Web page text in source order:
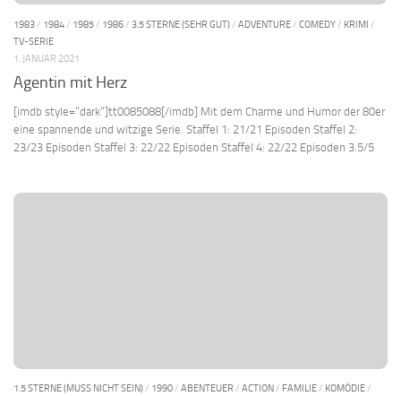
1983/ 1984/ 1985/ 1986/ 3.5 STERNE (SEHR GUT)/ ADVENTURE/ COMEDY/ KRIMI /
TV-SERIE
1. JANUAR 2021
Agentin mit Herz
[imdb style=“dark“]tt0085088[/imdb] Mit dem Charme und Humor der 80er
eine spannende und witzige Serie. Staffel 1: 21/21 Episoden Staffel 2:
23/23 Episoden Staffel 3: 22/22 Episoden Staffel 4: 22/22 Episoden 3.5/5
1.5 STERNE (MUSS NICHT SEIN)/ 1990/ ABENTEUER / ACTION/ FAMILIE/ KOMÖDIE/